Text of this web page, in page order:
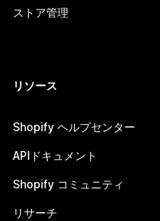
ストア管理
リソース
Shopify ヘルプセンター
APIドキュメント
Shopify コミュニティ
リサーチ